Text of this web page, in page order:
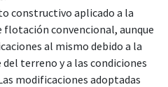
constructivo aplicado a la
flotación convencional, aunque
al mismo debido a la
terreno y a las condiciones
modificaciones adoptadas